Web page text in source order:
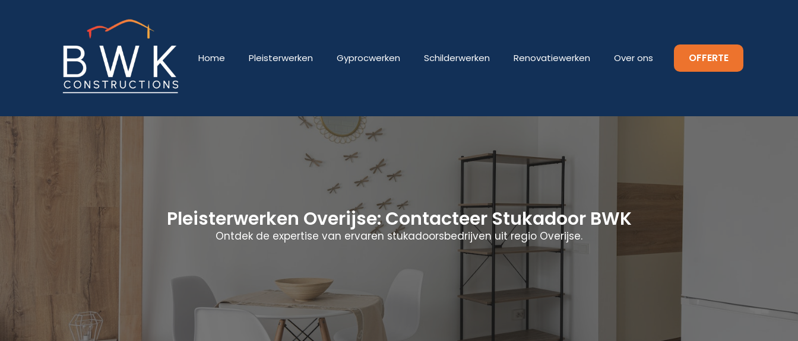
Home Pleisterwerken Gyprocwerken Schilderwerken Renovatiewerken Over ons OFFERTE
Pleisterwerken Overijse: Contacteer Stukadoor BWK
Ontdek de expertise van ervaren stukadoorsbedrijven uit regio Overijse.